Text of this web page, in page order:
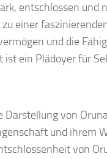
entschlossen und
einer
und die
ein Plädoyer für
von
und ihrem
von